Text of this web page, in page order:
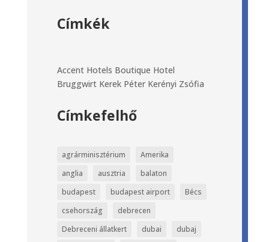
Címkék
Accent Hotels Boutique Hotel
Bruggwirt Kerek Péter Kerényi Zsófia
Címkefelhő
agrárminisztérium
Amerika
anglia
ausztria
balaton
budapest
budapest airport
Bécs
csehország
debrecen
Debreceni állatkert
dubai
dubaj